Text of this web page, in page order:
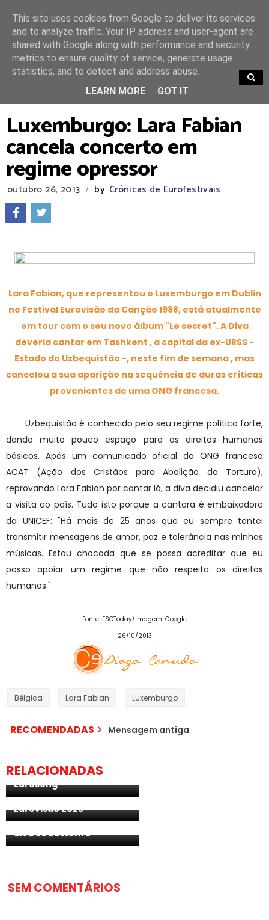
TRENDING
Luxemburgo: Lara Fabian
cancela concerto em
regime opressor
outubro 26, 2013 / by Crónicas de Eurofestivais
Lara Fabian, que representou o Luxemburgo em Dublin
no Festival Eurovisão da Canção 1988, está atualmente
em tour com o seu novo álbum "Le secret". A Diva
deveria cantar em Tashkent , a capital da ex-URSS -
Estado do Uzbequistão -, neste fim de semana , mas
cancelou a sua aparição na sequência de duras críticas
provenientes de uma ONG francesa.
Uzbequistão é conhecido pelo seu regime político forte,
dando muito pouco espaço para os direitos humanos
básicos. Após um comunicado oficial da ONG francesa
ACAT (Ação dos Cristãos para Abolição da Tortura),
reprovando Lara Fabian por cantar lá, a diva decidiu cancelar
a visita ao país. Tudo isto porque a cantora é embaixadora
da UNICEF: "Há mais de 25 anos que eu sempre tentei
transmitir mensagens de amor, paz e tolerância nas minhas
músicas. Estou chocada que se possa acreditar que eu
posso apoiar um regime que não respeita os direitos
humanos."
Fonte: ESCToday/Imagem: Google
26/10/2013
Bélgica Lara Fabian Luxemburgo
RECOMENDADAS Mensagem antiga
RELACIONADAS
na íntegra os temas do
Eurosong
Bélgica: Red Sebastian é
a escolha do país para a
Eurovisão 2025
[PODCAST] EP. 11 - Una
diva es bottom 5
SEM COMENTÁRIOS
This site uses cookies from Google to deliver its services
and to analyze traffic. Your IP address and user-agent are
shared with Google along with performance and security
metrics to ensure quality of service, generate usage
statistics, and to detect and address abuse.
LEARN MORE
GOT IT